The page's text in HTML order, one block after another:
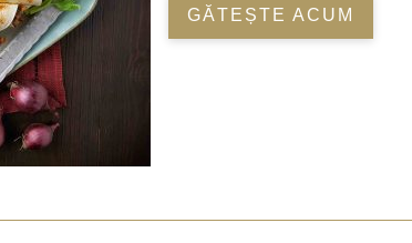
GĂTEȘTE ACUM